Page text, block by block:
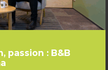
passion : B&B